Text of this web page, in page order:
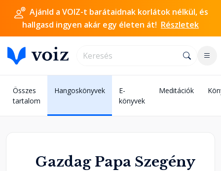
Ajánld a VOIZ-t barátaidnak korlátok nélkül, és
hallgasd ingyen akár egy életen át! Részletek
Összes
tartalom
Hangoskönyvek
E-
könyvek
Meditációk
Gazdag Papa Szegény